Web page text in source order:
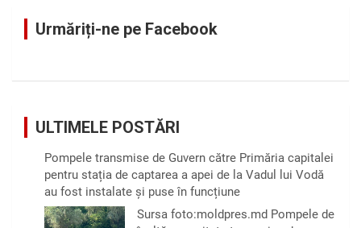
Urmăriți-ne pe Facebook
ULTIMELE POSTĂRI
Pompele transmise de Guvern către Primăria capitalei
pentru stația de captarea a apei de la Vadul lui Vodă
au fost instalate și puse în funcțiune
Sursa foto:moldpres.md Pompele de